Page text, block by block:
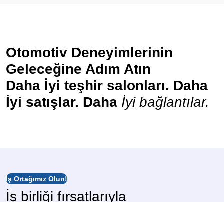
Otomotiv Deneyimlerinin
Geleceğine Adım Atın
Daha İyi teşhir salonları. Daha
İyi satışlar. Daha İyi bağlantılar.
İş Ortağımız Olun!
İş birliği fırsatlarıyla